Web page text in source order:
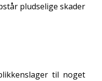
pludselige skader
til noget